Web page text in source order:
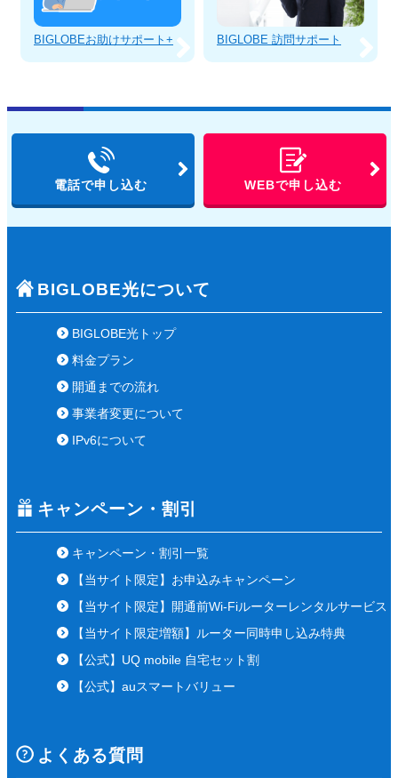
BIGLOBEお助けサポート+ BIGLOBE 訪問サポート
電話で申し込む WEBで申し込む
BIGLOBE光について
BIGLOBE光トップ
料金プラン
開通までの流れ
事業者変更について
IPv6について
キャンペーン・割引
キャンペーン・割引一覧
【当サイト限定】お申込みキャンペーン
【当サイト限定】開通前Wi-Fiルーターレンタルサービス
【当サイト限定増額】ルーター同時申し込み特典
【公式】UQ mobile 自宅セット割
【公式】auスマートバリュー
よくある質問